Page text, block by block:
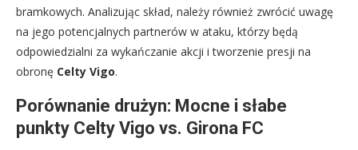
bramkowych. Analizując skład, należy również zwrócić uwagę
na jego potencjalnych partnerów w ataku, którzy będą
odpowiedzialni za wykańczanie akcji i tworzenie presji na
obronę Celty Vigo.
Porównanie drużyn: Mocne i słabe
punkty Celty Vigo vs. Girona FC